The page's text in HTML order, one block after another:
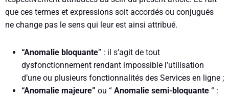
que ces termes et expressions soit accordés ou conjugués
ne change pas le sens qui leur est ainsi attribué.
“Anomalie bloquante” : il s’agit de tout
dysfonctionnement rendant impossible l’utilisation
d’une ou plusieurs fonctionnalités des Services en ligne ;
“Anomalie majeure” ou “ Anomalie semi-bloquante “ :